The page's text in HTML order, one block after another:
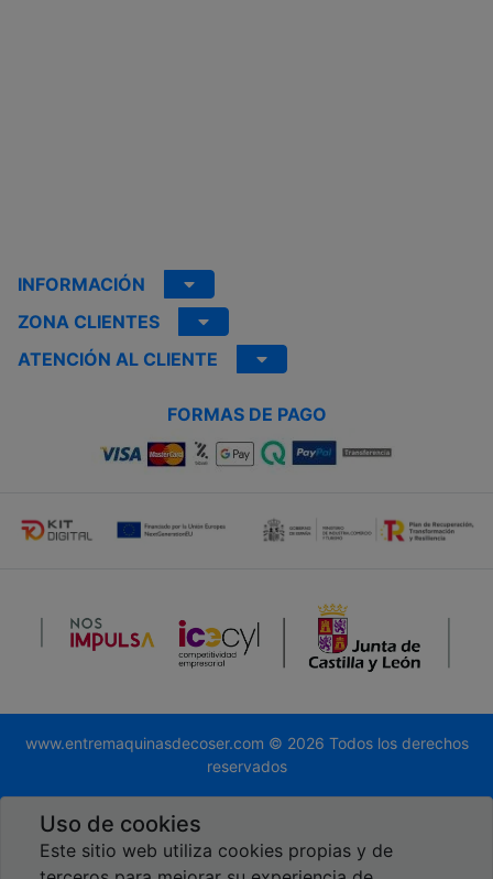
INFORMACIÓN
ZONA CLIENTES
ATENCIÓN AL CLIENTE
FORMAS DE PAGO
www.entremaquinasdecoser.com © 2026 Todos los derechos
reservados
Uso de cookies
Este sitio web utiliza cookies propias y de